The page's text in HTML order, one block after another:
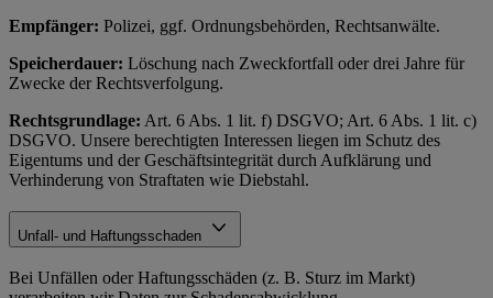
Empfänger: Polizei, ggf. Ordnungsbehörden, Rechtsanwälte.
Speicherdauer: Löschung nach Zweckfortfall oder drei Jahre für
Zwecke der Rechtsverfolgung.
Rechtsgrundlage: Art. 6 Abs. 1 lit. f) DSGVO; Art. 6 Abs. 1 lit. c)
DSGVO. Unsere berechtigten Interessen liegen im Schutz des
Eigentums und der Geschäftsintegrität durch Aufklärung und
Verhinderung von Straftaten wie Diebstahl.
Unfall- und Haftungsschaden
Bei Unfällen oder Haftungsschäden (z. B. Sturz im Markt)